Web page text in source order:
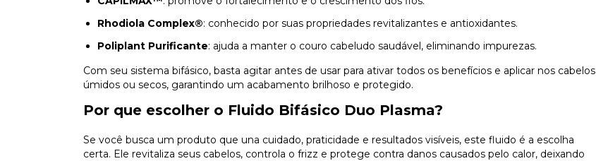
Rhodiola Complex®: conhecido por suas propriedades revitalizantes e antioxidantes.
Poliplant Purificante: ajuda a manter o couro cabeludo saudável, eliminando impurezas.
Com seu sistema bifásico, basta agitar antes de usar para ativar todos os benefícios e aplicar nos cabelos
úmidos ou secos, garantindo um acabamento brilhoso e protegido.
Por que escolher o Fluido Bifásico Duo Plasma?
Se você busca um produto que una cuidado, praticidade e resultados visíveis, este fluido é a escolha
certa. Ele revitaliza seus cabelos, controla o frizz e protege contra danos causados pelo calor, deixando